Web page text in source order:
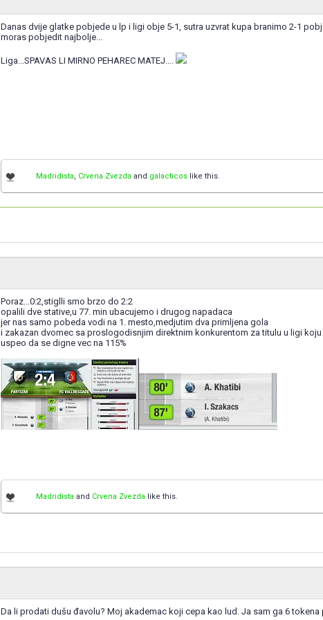
Danas dvije glatke pobjede u lp i ligi obje 5-1, sutra uzvrat kupa branimo 2-1
moras pobjedit najbolje...
Liga...SPAVAS LI MIRNO PEHAREC MATEJ....
Madridista, Crvena Zvezda and galacticos like this.
Poraz...0:2,stiglli smo brzo do 2:2
opalili dve stative,u 77. min ubacujemo i drugog napadaca
jer nas samo pobeda vodi na 1. mesto,medjutim dva primljena gola
i zakazan dvomec sa proslogodisnjim direktnim konkurentom za titulu u ligi
uspeo da se digne vec na 115%
Madridista and Crvena Zvezda like this.
Da li prodati dušu đavolu? Moj akademac koji cepa kao lud. Ja sam ga 6